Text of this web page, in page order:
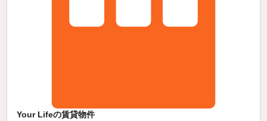
Your Lifeの賃貸物件